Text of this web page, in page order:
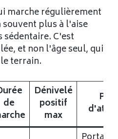
marche régulièrement
souvent plus à l'aise
sédentaire. C'est
et non l'âge seul, qui
terrain.
de
Dénivelé
positif
max